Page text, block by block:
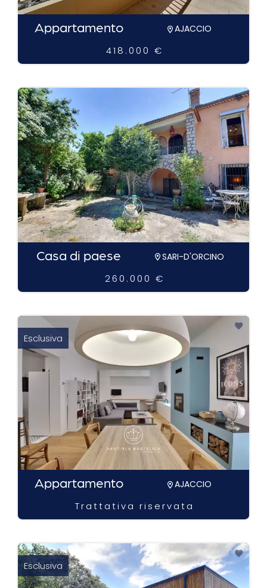
Appartamento AJACCIO
418.000 €
Casa di paese SARI-D'ORCINO
260.000 €
Appartamento AJACCIO
Trattativa riservata
Esclusiva
Esclusiva